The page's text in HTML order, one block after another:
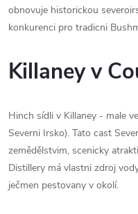
obnovuje historickou
konkurenci pro tradicni
Killaney v
Hinch sídli v Killaney - male
Severni Irsko). Tato cast
zemědělstvim, scenicky
Distillery má vlastni zdroj
ječmen pestovany v okolí.